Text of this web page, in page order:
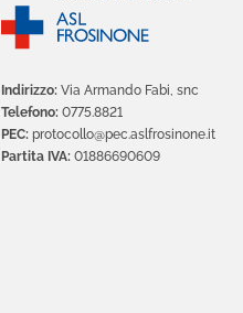
Indirizzo: Via Armando Fabi, snc
Telefono: 0775.8821
PEC: protocollo@pec.aslfrosinone.it
Partita IVA: 01886690609